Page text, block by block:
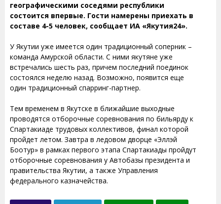
географическими соседями республики
состоится впервые. Гости намерены приехать в
составе 4-5 человек, сообщает ИА «Якутия24».
У Якутии уже имеется один традиционный соперник –
команда Амурской области. С ними якутяне уже
встречались шесть раз, причем последний поединок
состоялся неделю назад. Возможно, появится еще
один традиционный спарринг-партнер.
Тем временем в Якутске в ближайшие выходные
проводятся отборочные соревнования по бильярду к
Спартакиаде трудовых коллективов, финал которой
пройдет летом. Завтра в ледовом дворце «Эллэй
Боотур» в рамках первого этапа Спартакиады пройдут
отборочные соревнования у Автобазы президента и
правительства Якутии, а также Управления
федерального казначейства.